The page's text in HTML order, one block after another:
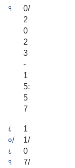
१
0/
2
0
2
3
-
1
5:
5
7
८
०/
८
१
1
1/
0
7/